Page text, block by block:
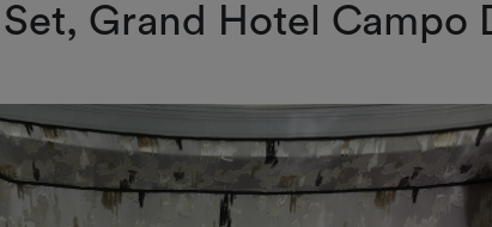
Grand Hotel Campo